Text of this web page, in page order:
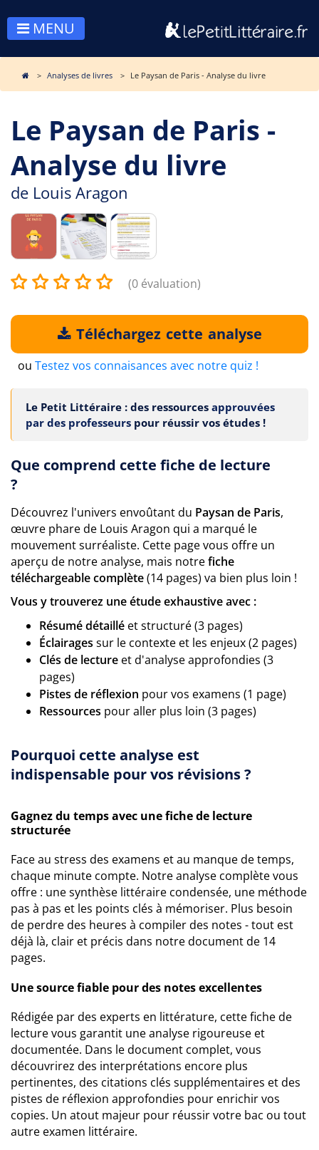
MENU
Analyses de livres Le Paysan de Paris - Analyse du livre
Le Paysan de Paris -
Analyse du livre
de Louis Aragon
(0 évaluation)
Téléchargez cette analyse
ou Testez vos connaisances avec notre quiz !
Le Petit Littéraire : des ressources approuvées
par des professeurs pour réussir vos études !
Que comprend cette fiche de lecture
?
Découvrez l'univers envoûtant du Paysan de Paris,
œuvre phare de Louis Aragon qui a marqué le
mouvement surréaliste. Cette page vous offre un
aperçu de notre analyse, mais notrefiche
téléchargeable complète(14 pages) va bien plus loin !
Vous y trouverez une étude exhaustive avec :
Résumé détaillé et structuré (3 pages)
Éclairages sur le contexte et les enjeux (2 pages)
Clés de lecture et d'analyse approfondies (3
pages)
Pistes de réflexion pour vos examens (1 page)
Ressources pour aller plus loin (3 pages)
Pourquoi cette analyse est
indispensable pour vos révisions ?
Gagnez du temps avec une fiche de lecture
structurée
Face au stress des examens et au manque de temps,
chaque minute compte. Notre analyse complète vous
offre : une synthèse littéraire condensée, une méthode
pas à pas et les points clés à mémoriser. Plus besoin
de perdre des heures à compiler des notes - tout est
déjà là, clair et précis dans notre document de 14
pages.
Une source fiable pour des notes excellentes
Rédigée par des experts en littérature, cette fiche de
lecture vous garantit une analyse rigoureuse et
documentée. Dans le document complet, vous
découvrirez des interprétations encore plus
pertinentes, des citations clés supplémentaires et des
pistes de réflexion approfondies pour enrichir vos
copies. Un atout majeur pour réussir votre bac ou tout
autre examen littéraire.